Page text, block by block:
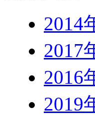
2014
2017
2016
2019